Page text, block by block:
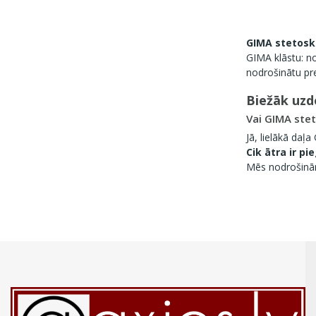
GIMA
GIMA klāstu:
nodrošinātu
Biežāk
Vai GIMA
Jā, lielākā
Cik ātra ir
Mēs